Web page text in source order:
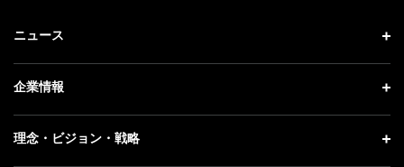
ニュース
ニュース トップ
プレスリリース
企業情報
企業情報 トップ
理念・ビジョン・戦略